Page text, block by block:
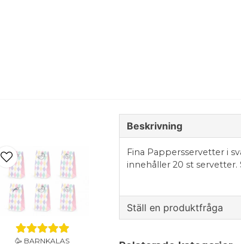
🥳 BARNKALAS
Beskrivning
Fina Pappersservetter i
innehåller 20 st servetter.
Ställ en produktfråga
Fråga oss något om